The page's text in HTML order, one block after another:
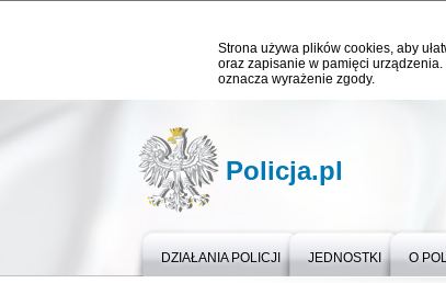
Strona używa plików cookies, aby
oraz zapisanie w pamięci
oznacza wyrażenie zgody.
Policja.pl
DZIAŁANIA POLICJI JEDNOSTKI O